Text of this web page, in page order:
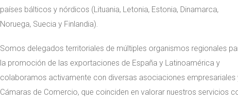
a la medida
países bálticos y nórdicos (Lituania, Letonia, Estonia, Dinamarca,
Noruega, Suecia y Finlandia).
Somos delegados territoriales de múltiples organismos regionales
la promoción de las exportaciones de España y Latinoamérica y
colaboramos activamente con diversas asociaciones empresariales
Cámaras de Comercio, que coinciden en valorar nuestros servicios